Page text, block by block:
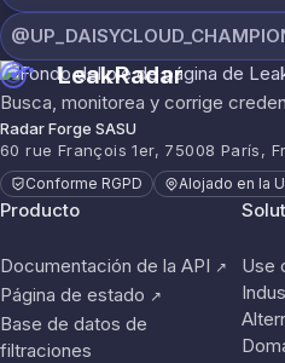
LeakRadar
Busca, monitorea y corrige
Radar Forge SASU
60 rue François 1er, 75008 París,
Conforme RGPD Alojado en la
Producto
Documentación de la API ↗
Página de estado ↗
Base de datos de
filtraciones
Use